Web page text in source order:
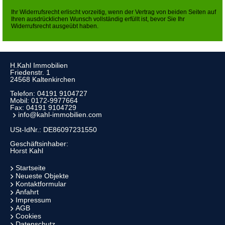
Ihr Widerrufsrecht erlischt vorzeitig, wenn der Vertrag von beiden Seiten auf
Ihren ausdrücklichen Wunsch vollständig erfüllt ist, bevor Sie Ihr
Widerrufsrecht ausgeübt haben.
H.Kahl Immobilien
Friedenstr. 1
24568 Kaltenkirchen
Telefon: 04191 9104727
Mobil: 0172-9977664
Fax: 04191 9104729
info@kahl-immobilien.com
USt-IdNr.: DE86097231550
Geschäftsinhaber:
Horst Kahl
Startseite
Neueste Objekte
Kontaktformular
Anfahrt
Impressum
AGB
Cookies